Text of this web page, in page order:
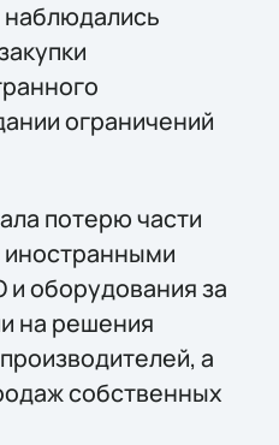
наблюдались
ограничений
потерю части
иностранными
оборудования за
на решения
а
собственных